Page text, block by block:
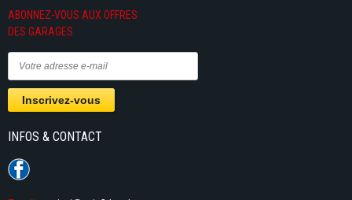
ABONNEZ-VOUS AUX OFFRES
DES GARAGES
INFOS & CONTACT